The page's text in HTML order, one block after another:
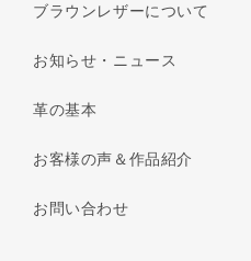
ブラウンレザーについて
お知らせ・ニュース
革の基本
お客様の声＆作品紹介
お問い合わせ